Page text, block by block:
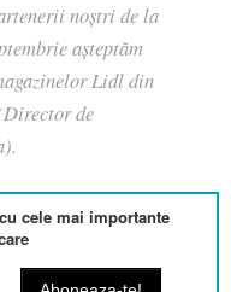
noștri de la
așteptăm
Lidl din
de
cele mai importante